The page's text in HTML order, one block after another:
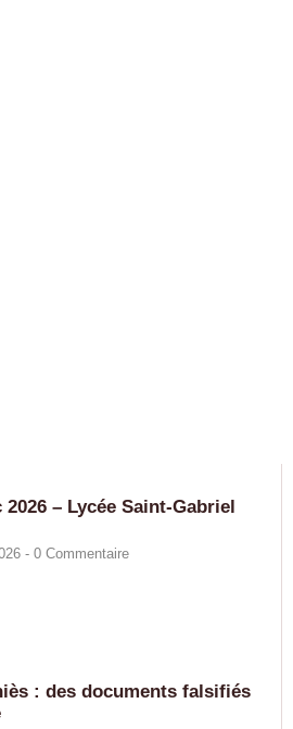
– Lycée Saint-Gabriel
- 0 Commentaire
: des documents falsifiés